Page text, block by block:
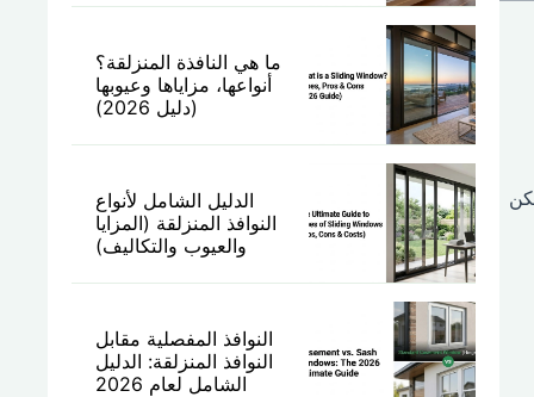
ما هي النافذة المنزلقة؟
أنواعها، مزاياها وعيوبها
(دليل 2026)
الدليل الشامل لأنواع
النوافذ المنزلقة (المزايا
والعيوب والتكاليف)
النوافذ المفصلية مقابل
النوافذ المنزلقة: الدليل
الشامل لعام 2026